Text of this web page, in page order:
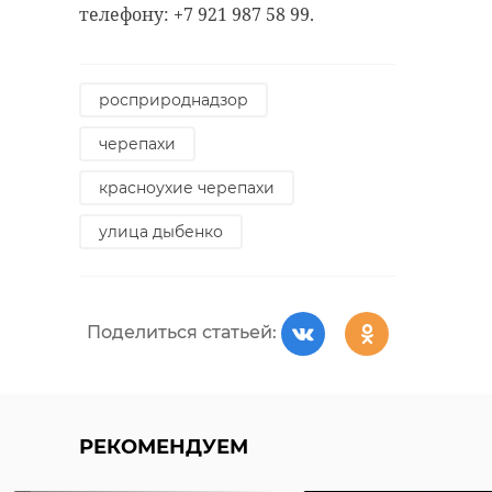
телефону: +7 921 987 58 99.
росприроднадзор
черепахи
красноухие черепахи
улица дыбенко
Поделиться статьей:
РЕКОМЕНДУЕМ